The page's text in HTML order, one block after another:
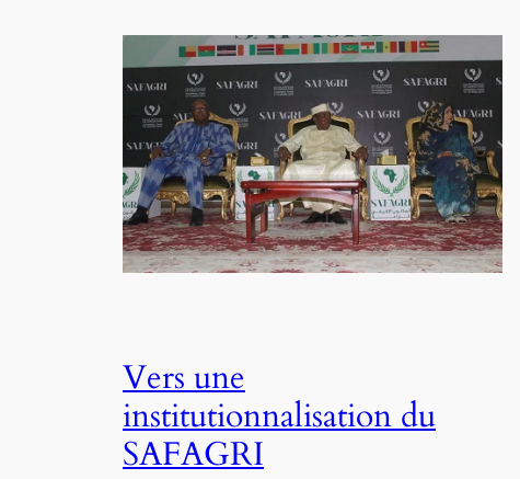
Vers une
institutionnalisation du
SAFAGRI